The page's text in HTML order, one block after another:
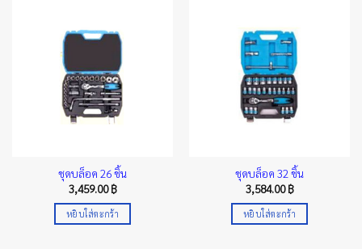
ชุดบล็อค 26 ชิ้น
3,459.00฿
หยิบใส่ตะกร้า
ชุดบล็อค 32 ชิ้น
3,584.00฿
หยิบใส่ตะกร้า